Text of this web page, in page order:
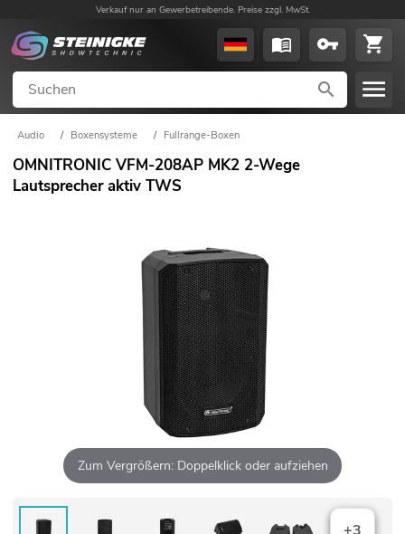
Verkauf nur an Gewerbetreibende. Preise zzgl. MwSt.
Audio / Boxensysteme / Fullrange-Boxen
OMNITRONIC VFM-208AP MK2 2-Wege
Lautsprecher aktiv TWS
Zum Vergrößern: Doppelklick oder aufziehen
+3